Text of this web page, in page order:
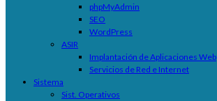
phpMyAdmin
SEO
WordPress
ASIR
Implantación de Aplicaciones Web
Servicios de Red e Internet
Sistema
Sist. Operativos